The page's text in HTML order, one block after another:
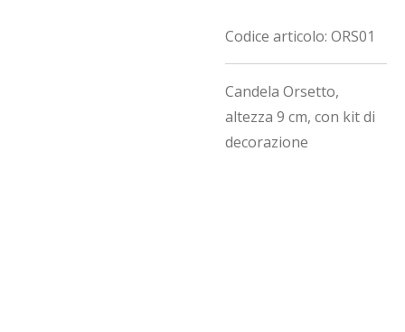
Codice articolo: ORS01
Candela Orsetto,
altezza 9 cm, con kit di
decorazione